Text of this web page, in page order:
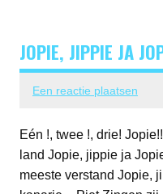
JOPIE, JIPPIE JA
Een reactie plaatsen
Eén !, twee !, drie!
land Jopie, jippie ja
meeste verstand Jopie,